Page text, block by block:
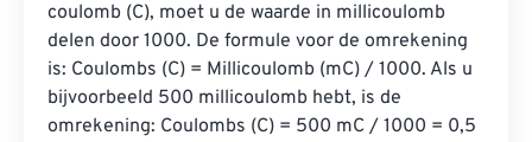
coulomb (C), moet u de waarde in millicoulomb
delen door 1000. De formule voor de omrekening
is: Coulombs (C) = Millicoulomb (mC) / 1000. Als u
bijvoorbeeld 500 millicoulomb hebt, is de
omrekening: Coulombs (C) = 500 mC / 1000 = 0,5